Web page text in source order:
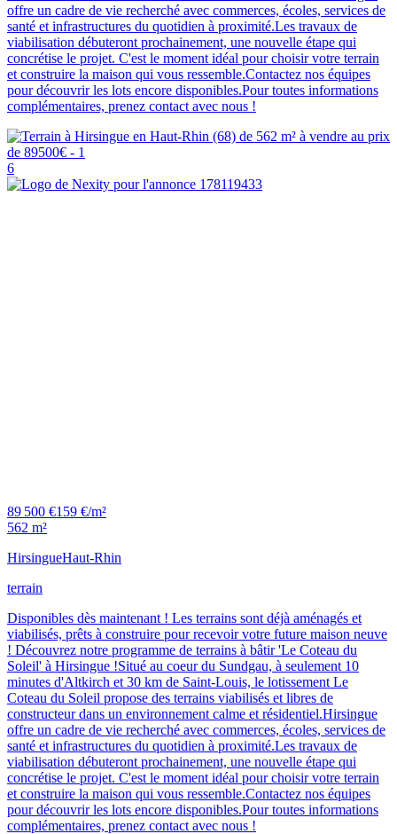
offre un cadre de vie recherché avec commerces, écoles, services de
santé et infrastructures du quotidien à proximité.Les travaux de
viabilisation débuteront prochainement, une nouvelle étape qui
concrétise le projet. C'est le moment idéal pour choisir votre terrain
et construire la maison qui vous ressemble.Contactez nos équipes
pour découvrir les lots encore disponibles.Pour toutes informations
complémentaires, prenez contact avec nous !
6
89 500 €159 €/m²
562 m²
HirsingueHaut-Rhin
terrain
Disponibles dès maintenant ! Les terrains sont déjà aménagés et
viabilisés, prêts à construire pour recevoir votre future maison neuve
! Découvrez notre programme de terrains à bâtir 'Le Coteau du
Soleil' à Hirsingue !Situé au coeur du Sundgau, à seulement 10
minutes d'Altkirch et 30 km de Saint-Louis, le lotissement Le
Coteau du Soleil propose des terrains viabilisés et libres de
constructeur dans un environnement calme et résidentiel.Hirsingue
offre un cadre de vie recherché avec commerces, écoles, services de
santé et infrastructures du quotidien à proximité.Les travaux de
viabilisation débuteront prochainement, une nouvelle étape qui
concrétise le projet. C'est le moment idéal pour choisir votre terrain
et construire la maison qui vous ressemble.Contactez nos équipes
pour découvrir les lots encore disponibles.Pour toutes informations
complémentaires, prenez contact avec nous !